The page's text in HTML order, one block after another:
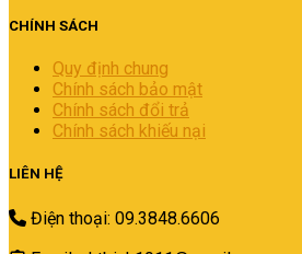
CHÍNH SÁCH
Quy định chung
Chính sách bảo mật
Chính sách đổi trả
Chính sách khiếu nại
LIÊN HỆ
Điện thoại: 09.3848.6606